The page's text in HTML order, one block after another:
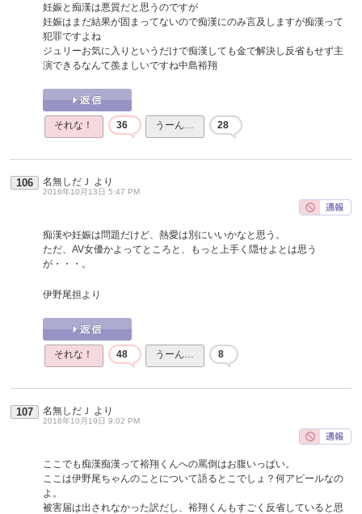
妊娠と痴漢は悪質だと思うのですが
妊娠はまだ結果が固まってないので痴漢にのみ言及しますが痴漢って
犯罪ですよね
ジュリーお気に入りというだけで痴漢しても金で解決し反省もせず主
演できるなんて羨ましいですね中島裕翔
それな！ 36 うーん… 28
106 名無しだＪ より
2016年10月13日 5:47 PM
痴漢や妊娠は問題だけど、熱愛は別にいいかなと思う。
ただ、AV女優かよってところと、もっと上手く隠せよとは思う
が・・・。
伊野尾担より
それな！ 48 うーん… 8
107 名無しだＪ より
2016年10月19日 9:02 PM
ここでも痴漢痴漢って裕翔くんへの罵倒はお腹いっぱい。
ここは伊野尾ちゃんのことについて語るとこでしょ？何アピールなの
よ。
被害届は出されなかった訳だし、裕翔くんもすごく反省していると思